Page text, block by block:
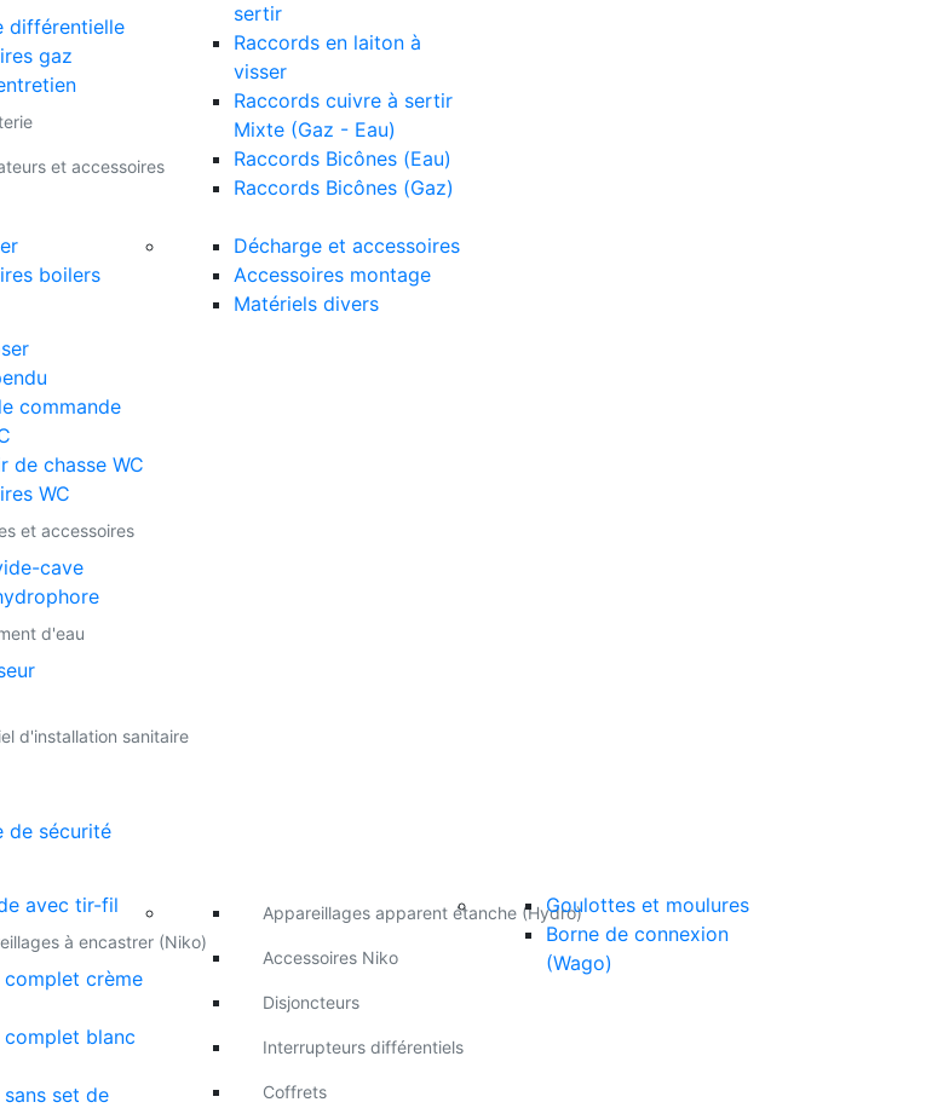
différentielle
gaz
et accessoires
sertir
Raccords en laiton à
visser
Raccords cuivre à sertir
Mixte (Gaz - Eau)
Raccords Bicônes (Eau)
Raccords Bicônes (Gaz)
boilers
commande
de chasse WC
WC
et accessoires
cave
d'eau
d'installation sanitaire
de sécurité
Décharge et accessoires
Accessoires montage
Matériels divers
avec tir-fil
à encastrer (Niko)
crème
blanc
set de
Appareillages apparent étanche (Hydro)
Accessoires Niko
Disjoncteurs
Interrupteurs différentiels
Coffrets
Goulottes et moulures
Borne de connexion
(Wago)